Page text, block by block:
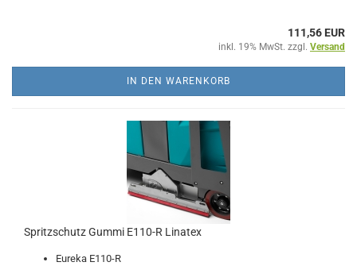
111,56 EUR
inkl. 19% MwSt. zzgl. Versand
IN DEN WARENKORB
Spritzschutz Gummi E110-R Linatex
Eureka E110-R